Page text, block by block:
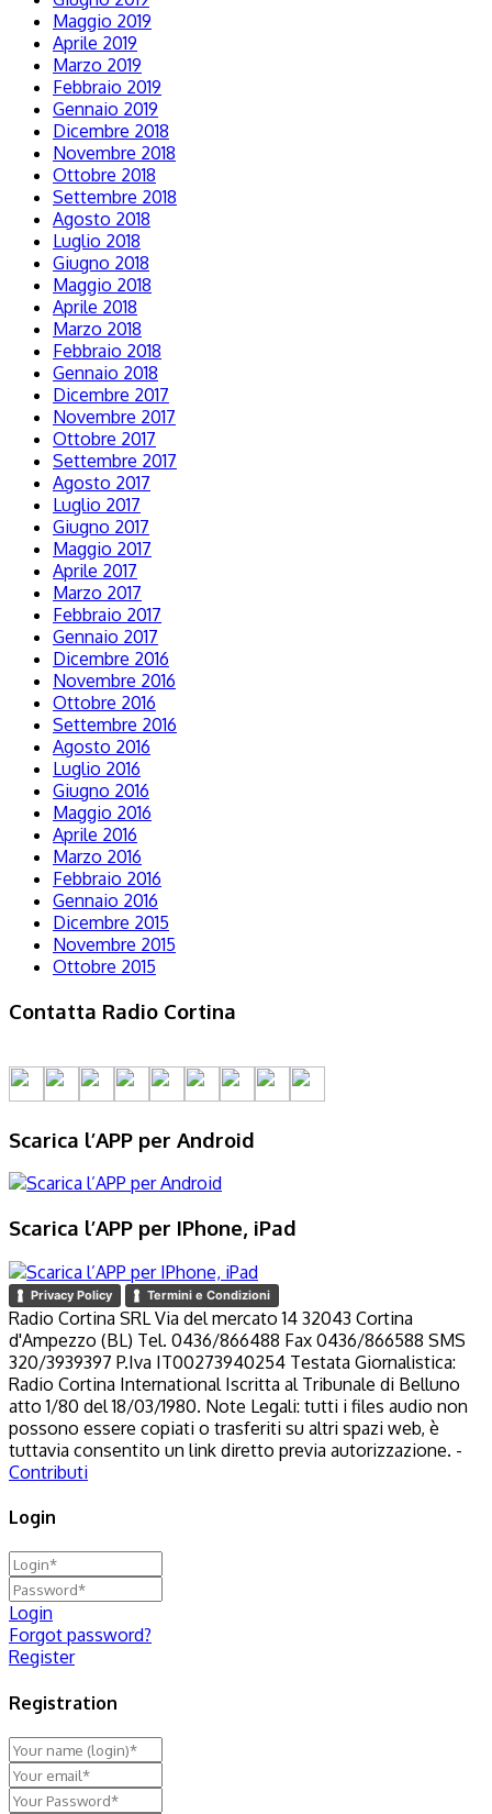
Maggio 2019
Aprile 2019
Marzo 2019
Febbraio 2019
Gennaio 2019
Dicembre 2018
Novembre 2018
Ottobre 2018
Settembre 2018
Agosto 2018
Luglio 2018
Giugno 2018
Maggio 2018
Aprile 2018
Marzo 2018
Febbraio 2018
Gennaio 2018
Dicembre 2017
Novembre 2017
Ottobre 2017
Settembre 2017
Agosto 2017
Luglio 2017
Giugno 2017
Maggio 2017
Aprile 2017
Marzo 2017
Febbraio 2017
Gennaio 2017
Dicembre 2016
Novembre 2016
Ottobre 2016
Settembre 2016
Agosto 2016
Luglio 2016
Giugno 2016
Maggio 2016
Aprile 2016
Marzo 2016
Febbraio 2016
Gennaio 2016
Dicembre 2015
Novembre 2015
Ottobre 2015
Contatta Radio Cortina
Scarica l’APP per Android
Scarica l’APP per IPhone, iPad
Privacy Policy Termini e Condizioni
Radio Cortina SRL Via del mercato 14 32043 Cortina
d'Ampezzo (BL) Tel. 0436/866488 Fax 0436/866588 SMS
320/3939397 P.Iva IT00273940254 Testata Giornalistica:
Radio Cortina International Iscritta al Tribunale di Belluno
atto 1/80 del 18/03/1980. Note Legali: tutti i files audio non
possono essere copiati o trasferiti su altri spazi web, è
tuttavia consentito un link diretto previa autorizzazione. -
Contributi
Login
Login
Forgot password?
Register
Registration